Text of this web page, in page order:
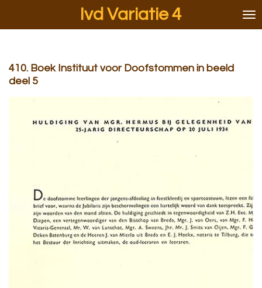
hoofdinhoud
Ivd Variatie 4
410. Boek Instituut voor Doofstommen in beeld
deel 5